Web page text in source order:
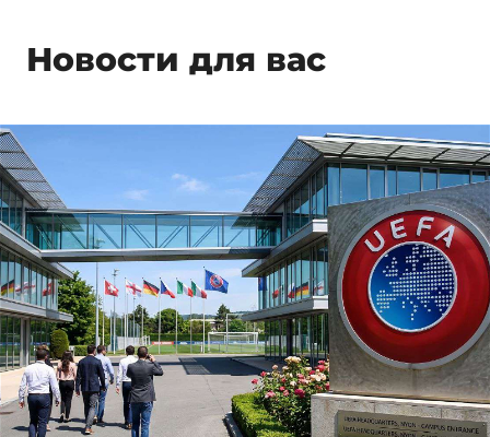
Новости для вас